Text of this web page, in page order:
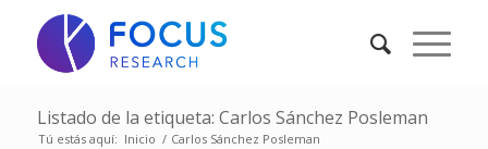
Listado de la etiqueta: Carlos Sánchez Posleman
Tú estás aquí: Inicio / Carlos Sánchez Posleman